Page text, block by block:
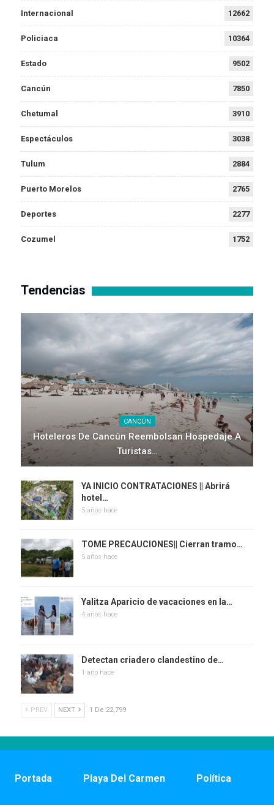
Internacional 12662
Policiaca 10364
Estado 9502
Cancún 7850
Chetumal 3910
Espectáculos 3038
Tulum 2884
Puerto Morelos 2765
Deportes 2277
Cozumel 1752
Tendencias
CANCÚN
Hoteleros De Cancún Reembolsan Hospedaje A
Turistas…
YA INICIO CONTRATACIONES || Abrirá
hotel…
5 años hace
TOME PRECAUCIONES|| Cierran tramo…
5 años hace
Yalitza Aparicio de vacaciones en la…
4 años hace
Detectan criadero clandestino de…
1 año hace
PREV NEXT 1 De 22,799
Portada Playa Del Carmen Política